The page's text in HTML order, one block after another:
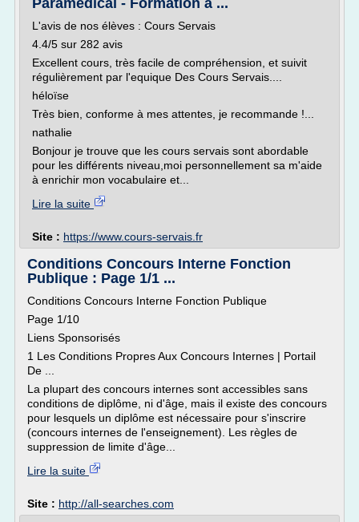
Paramédical - Formation à ...
L'avis de nos élèves : Cours Servais
4.4/5 sur 282 avis
Excellent cours, très facile de compréhension, et suivit
régulièrement par l'equique Des Cours Servais....
héloïse
Très bien, conforme à mes attentes, je recommande !...
nathalie
Bonjour je trouve que les cours servais sont abordable
pour les différents niveau,moi personnellement sa m'aide
à enrichir mon vocabulaire et...
Lire la suite
Site : https://www.cours-servais.fr
Conditions Concours Interne Fonction
Publique : Page 1/1 ...
Conditions Concours Interne Fonction Publique
Page 1/10
Liens Sponsorisés
1 Les Conditions Propres Aux Concours Internes | Portail
De ...
La plupart des concours internes sont accessibles sans
conditions de diplôme, ni d'âge, mais il existe des concours
pour lesquels un diplôme est nécessaire pour s'inscrire
(concours internes de l'enseignement). Les règles de
suppression de limite d'âge...
Lire la suite
Site : http://all-searches.com